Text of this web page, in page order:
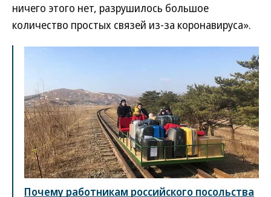
ничего этого нет, разрушилось большое
количество простых связей из-за коронавируса».
Почему работникам российского посольства